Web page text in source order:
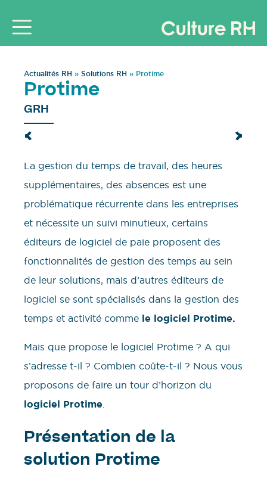
Actualités RH » Solutions RH » Protime
Protime
GRH
La gestion du temps de travail, des heures
supplémentaires, des absences est une
problématique récurrente dans les entreprises
et nécessite un suivi minutieux, certains
éditeurs de logiciel de paie proposent des
fonctionnalités de gestion des temps au sein
de leur solutions, mais d’autres éditeurs de
logiciel se sont spécialisés dans la gestion des
temps et activité comme le logiciel Protime.
Mais que propose le logiciel Protime ? A qui
s’adresse t-il ? Combien coûte-t-il ? Nous vous
proposons de faire un tour d’horizon du
logiciel Protime
Présentation de la
solution Protime